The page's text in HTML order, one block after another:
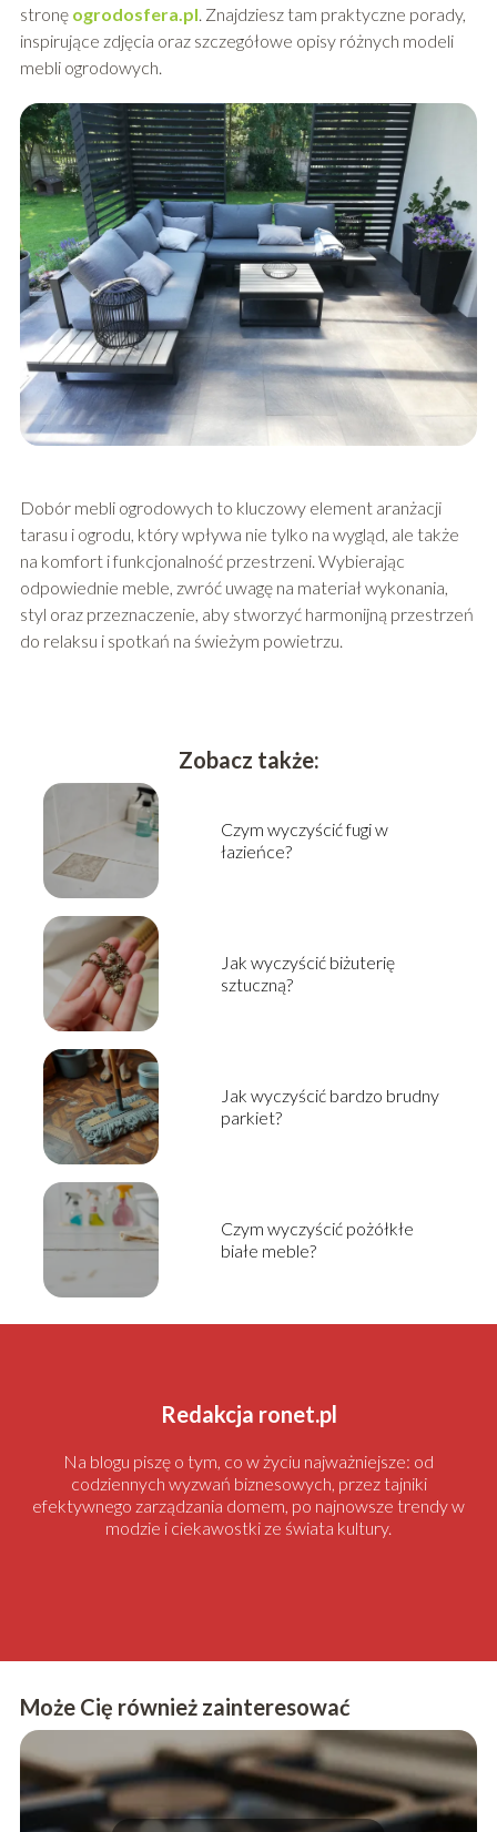
stronę ogrodosfera.pl . Znajdziesz tam praktyczne porady,
inspirujące zdjęcia oraz szczegółowe opisy różnych modeli
mebli ogrodowych.
Dobór mebli ogrodowych to kluczowy element aranżacji
tarasu i ogrodu, który wpływa nie tylko na wygląd, ale także
na komfort i funkcjonalność przestrzeni. Wybierając
odpowiednie meble, zwróć uwagę na materiał wykonania,
styl oraz przeznaczenie, aby stworzyć harmonijną przestrzeń
do relaksu i spotkań na świeżym powietrzu.
Zobacz także:
Czym wyczyścić fugi w
łazieńce?
Jak wyczyścić biżuterię
sztuczną?
Jak wyczyścić bardzo brudny
parkiet?
Czym wyczyścić pożółkłe
białe meble?
Redakcja ronet.pl
Na blogu piszę o tym, co w życiu najważniejsze: od
codziennych wyzwań biznesowych, przez tajniki
efektywnego zarządzania domem, po najnowsze trendy w
modzie i ciekawostki ze świata kultury.
Może Cię również zainteresować